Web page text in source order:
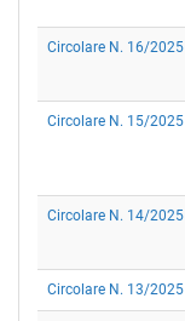
Circolare N. 16/2025
Circolare N. 15/2025
Circolare N. 14/2025
Circolare N. 13/2025